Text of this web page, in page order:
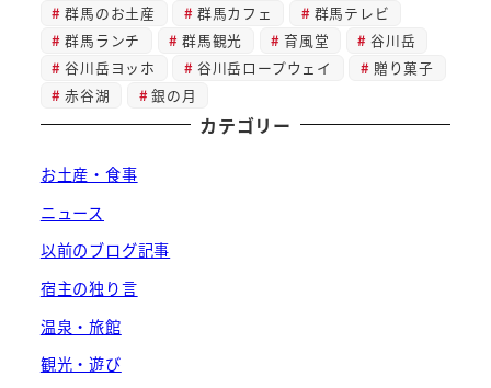
群馬のお土産
群馬カフェ
群馬テレビ
群馬ランチ
群馬観光 育風堂
谷川岳
谷川岳ヨッホ
谷川岳ロープウェイ
贈り菓子
赤谷湖
銀の月
カテゴリー
お土産・食事
ニュース
以前のブログ記事
宿主の独り言
温泉・旅館
観光・遊び